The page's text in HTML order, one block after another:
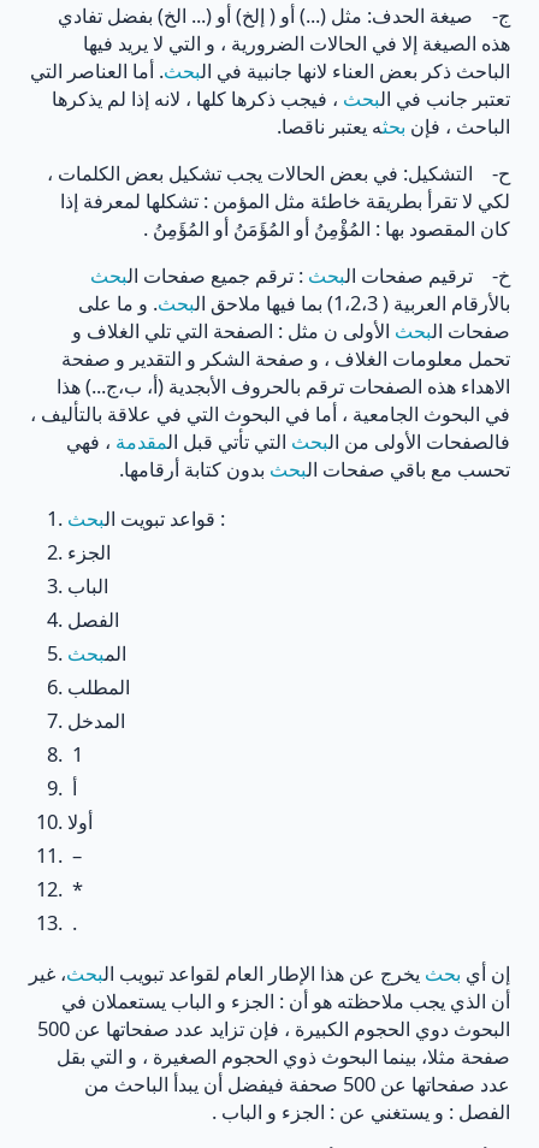
ج‌- صيغة الحدف: مثل (...) أو ( إلخ) أو (... الخ) بفضل تفادي
هذه الصيغة إلا في الحالات الضرورية ، و التي لا يريد فيها
الباحث ذكر بعض العناء لانها جانبية في البحث. أما العناصر التي
تعتبر جانب في البحث ، فيجب ذكرها كلها ، لانه إذا لم يذكرها
الباحث ، فإن بحثه يعتبر ناقصا.
ح‌- التشكيل: في بعض الحالات يجب تشكيل بعض الكلمات ،
لكي لا تقرأ بطريقة خاطئة مثل المؤمن : تشكلها لمعرفة إذا
كان المقصود بها : المُؤْمِنُ أو المُؤَمَنُ أو المُؤَمِنُ .
خ‌- ترقيم صفحات البحث : ترقم جميع صفحات البحث
بالأرقام العربية ( 1،2،3) بما فيها ملاحق ال
بحث. و ما على
صفحات البحث الأولى ن مثل : الصفحة التي تلي الغلاف و
تحمل معلومات الغلاف ، و صفحة الشكر و التقدير و صفحة
الاهداء هذه الصفحات ترقم بالحروف الأبجدية (أ، ب،ج...) هذا
في البحوث الجامعية ، أما في البحوث التي في علاقة بالتأليف ،
فالصفحات الأولى من البحث التي تأتي قبل المقدمة ، فهي
تحسب مع باقي صفحات البحث بدون كتابة أرقامها.
قواعد تبويت البحث
:
الجزء
الباب
الفصل
المبحث
المطلب
المدخل
1
أ
أولا
–
*
.
إن أي بحث يخرج عن هذا الإطار العام لقواعد تبويب البحث، غير
أن الذي يجب ملاحظته هو أن : الجزء و الباب يستعملان في
البحوث دوي الحجوم الكبيرة ، فإن تزايد عدد صفحاتها عن 500
صفحة مثلا، بينما البحوث ذوي الحجوم الصغيرة ، و التي بقل
عدد صفحاتها عن 500 صحفة فيفضل أن يبدأ الباحث من
الفصل : و يستغني عن : الجزء و الباب .